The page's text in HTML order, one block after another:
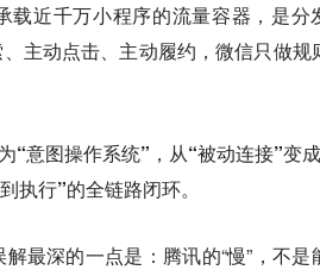
载近千万小程序的流量容器，是分
主动点击、主动履约，微信只做规
“意图操作系统”，从“被动连接”变
执行”的全链路闭环。
最深的一点是：腾讯的“慢”，不是